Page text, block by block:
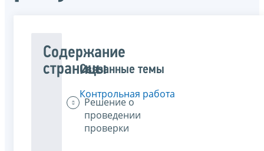
Содержание
страницы
Решение о
проведении
проверки
Связанные темы
Контрольная работа